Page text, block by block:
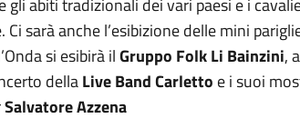
e gli abiti tradizionali dei vari paesi e i
sarà anche l’esibizione delle mini
si esibirà ilGruppo Folk Li Bainzini,
dellaLive Band Carletto e i suoi
Salvatore Azzena